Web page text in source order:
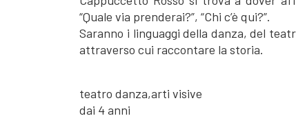
“Quale via prenderai?”, “Chi c’è qui?”.
Saranno i linguaggi della danza, del
attraverso cui raccontare la storia.
teatro danza,arti visive
dai 4 anni